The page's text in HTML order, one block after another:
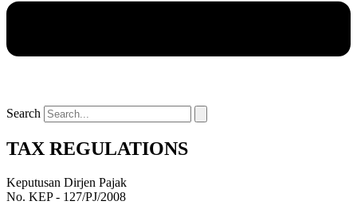
Search
TAX REGULATIONS
Keputusan Dirjen Pajak
No. KEP - 127/PJ/2008